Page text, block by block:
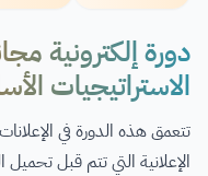
الاستراتيجيات
تتعمق هذه الدورة في
الإعلانية التي تتم قبل